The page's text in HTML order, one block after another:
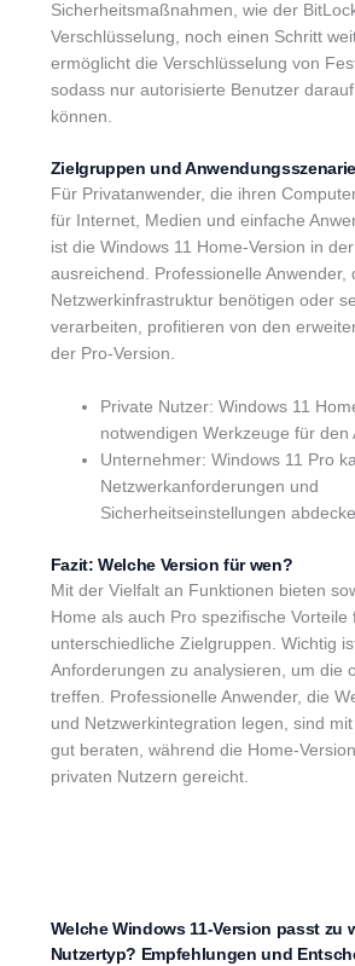
Sicherheitsmaßnahmen, wie der
Verschlüsselung, noch einen Schritt
ermöglicht die Verschlüsselung von
sodass nur autorisierte Benutzer
können.
Zielgruppen und
Für Privatanwender, die ihren
für Internet, Medien und einfache
ist die Windows 11 Home-Version in der
ausreichend. Professionelle Anwender,
Netzwerkinfrastruktur benötigen oder
verarbeiten, profitieren von den
der Pro-Version.
Private Nutzer: Windows 11
notwendigen Werkzeuge für den
Unternehmer: Windows 11 Pro
Netzwerkanforderungen und
Sicherheitseinstellungen
Fazit: Welche Version für wen?
Mit der Vielfalt an Funktionen bieten
Home als auch Pro spezifische Vorteile
unterschiedliche Zielgruppen. Wichtig
Anforderungen zu analysieren, um die
treffen. Professionelle Anwender, die
und Netzwerkintegration legen, sind
gut beraten, während die Home-
privaten Nutzern gereicht.
Welche Windows 11-Version passt zu
Nutzertyp? Empfehlungen und